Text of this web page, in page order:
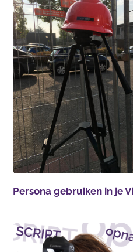
Persona gebruiken in je